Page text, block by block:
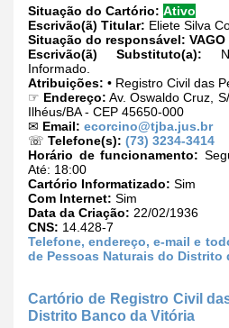
Situação do Cartório: Ativo
Escrivão(ã) Titular: Eliete Silva
Situação do responsável: VAGO
Escrivão(ã) Substituto(a):
Informado.
Atribuições: • Registro Civil das
☞ Endereço: Av. Oswaldo Cruz,
Ilhéus/BA - CEP 45650-000
✉ Email: ecorcino@tjba.jus.br
☏ Telefone(s): (73) 3234-3414
Horário de funcionamento:
Até: 18:00
Cartório Informatizado: Sim
Com Internet: Sim
Data da Criação: 22/02/1936
CNS: 14.428-7
Telefone, endereço, e-mail e
de Pessoas Naturais do Distrito
Cartório de Registro Civil
Distrito Banco da Vitória